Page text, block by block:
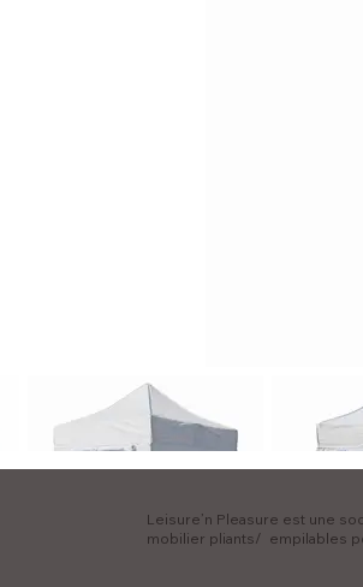
Leisure’n Pleasure est une
mobilier pliants/ empilables